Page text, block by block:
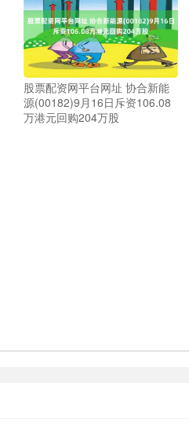
股票配资网平台网址 协合新能
源(00182)9月16日斥资106.08
万港元回购204万股